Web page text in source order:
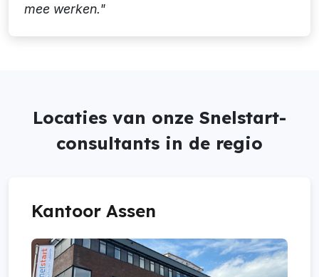
mee werken."
Locaties van onze Snelstart-
consultants in de regio
Kantoor Assen